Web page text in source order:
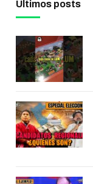
Últimos posts